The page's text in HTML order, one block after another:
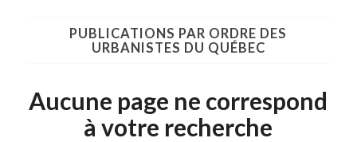
PUBLICATIONS PAR ORDRE DES
URBANISTES DU QUÉBEC
Aucune page ne correspond
à votre recherche